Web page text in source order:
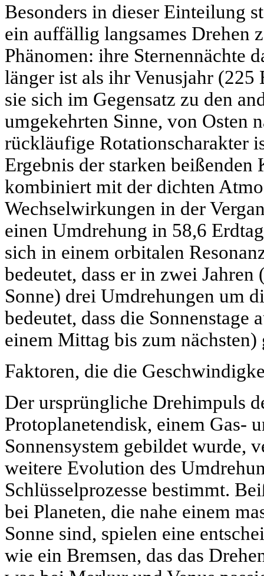
Besonders in dieser Einteilung
ein auffällig langsames Drehen
Phänomen: ihre Sternennächte
länger ist als ihr Venusjahr (225
sie sich im Gegensatz zu den
umgekehrten Sinne, von Osten
rückläufige Rotationscharakter
Ergebnis der starken beißenden
kombiniert mit der dichten
Wechselwirkungen in der
einen Umdrehung in 58,6
sich in einem orbitalen
bedeutet, dass er in zwei
Sonne) drei Umdrehungen um
bedeutet, dass die
einem Mittag bis zum nächsten)
Faktoren, die die
Der ursprüngliche Drehimpuls
Protoplanetendisk, einem Gas-
Sonnensystem gebildet wurde,
weitere Evolution des
Schlüsselprozesse bestimmt.
bei Planeten, die nahe einem
Sonne sind, spielen eine
wie ein Bremsen, das das